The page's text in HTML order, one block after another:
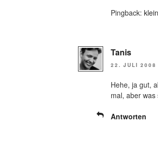
Pingback:
Tanis
22. JULI 2008
Hehe, ja gut,
mal, aber was
Antworten